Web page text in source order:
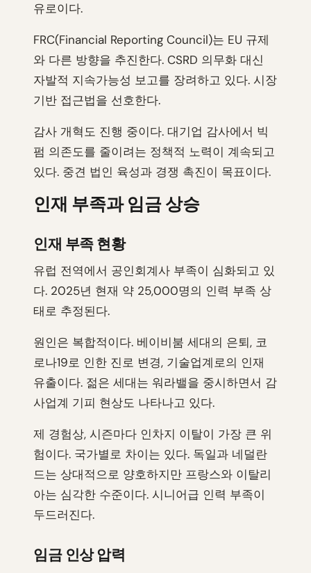
유로이다.
FRC(Financial Reporting Council)는 EU 규제
와 다른 방향을 추진한다. CSRD 의무화 대신
자발적 지속가능성 보고를 장려하고 있다. 시장
기반 접근법을 선호한다.
감사 개혁도 진행 중이다. 대기업 감사에서 빅
펌 의존도를 줄이려는 정책적 노력이 계속되고
있다. 중견 법인 육성과 경쟁 촉진이 목표이다.
인재 부족과 임금 상승
인재 부족 현황
유럽 전역에서 공인회계사 부족이 심화되고 있
다. 2025년 현재 약 25,000명의 인력 부족 상
태로 추정된다.
원인은 복합적이다. 베이비붐 세대의 은퇴, 코
로나19로 인한 진로 변경, 기술업계로의 인재
유출이다. 젊은 세대는 워라밸을 중시하면서 감
사업계 기피 현상도 나타나고 있다.
제 경험상, 시즌마다 인차지 이탈이 가장 큰 위
험이다. 국가별로 차이는 있다. 독일과 네덜란
드는 상대적으로 양호하지만 프랑스와 이탈리
아는 심각한 수준이다. 시니어급 인력 부족이
두드러진다.
임금 인상 압력